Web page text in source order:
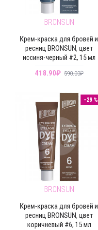
BRONSUN
Крем-краска для бровей и
ресниц BRONSUN, цвет
иссиня-черный #2, 15 мл
418.90₽ 590.00₽
-29 %
BRONSUN
Крем-краска для бровей и
ресниц BRONSUN, цвет
коричневый #6, 15 мл